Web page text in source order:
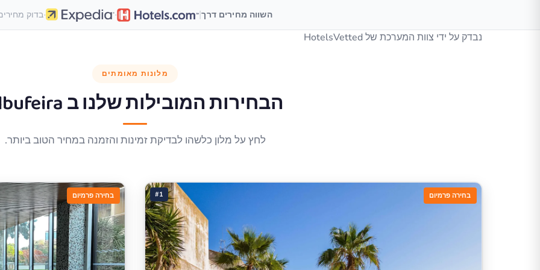
השווה מחירים דרך|
·
·בדוק
נבדק על ידי צוות המערכת של HotelsVetted
מלונות מאומתים
הבחירות המובילות שלנו ב
לחץ על מלון כלשהו לבדיקת זמינות והזמנה במחיר הטוב ביותר.
#1 בחירה פרמיום בחירה פרמיום